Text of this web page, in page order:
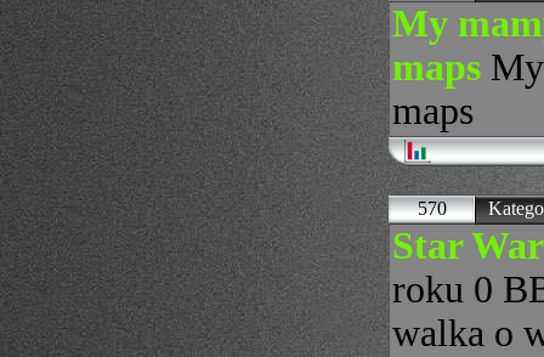
My
maps
maps
570
Star
roku 0
walka o